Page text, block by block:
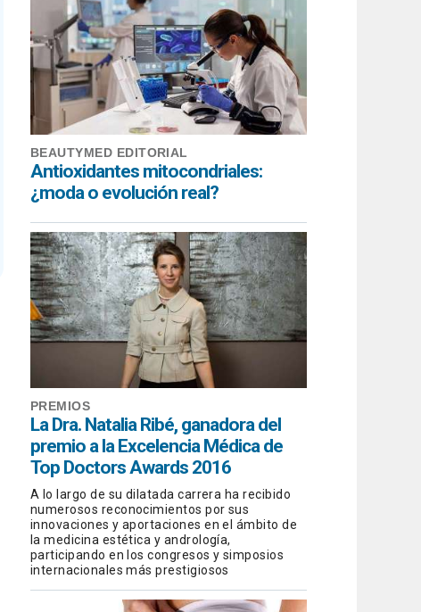
BEAUTYMED EDITORIAL
Antioxidantes mitocondriales:
¿moda o evolución real?
PREMIOS
La Dra. Natalia Ribé, ganadora del
premio a la Excelencia Médica de
Top Doctors Awards 2016
A lo largo de su dilatada carrera ha recibido
numerosos reconocimientos por sus
innovaciones y aportaciones en el ámbito de
la medicina estética y andrología,
participando en los congresos y simposios
internacionales más prestigiosos